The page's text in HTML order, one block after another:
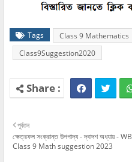
Tags Class 9 Mathematics
Class9Suggestion2020
পূর্বতন
ক্ষেত্রফল সংক্রান্ত উপপাদ্য - দ্বাদশ অধ্যায় - WB
Class 9 Math suggestion 2023